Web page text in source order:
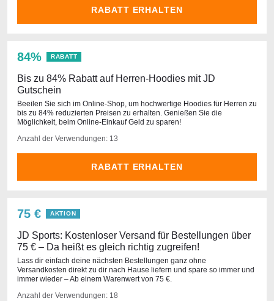
RABATT ERHALTEN
84% RABATT
Bis zu 84% Rabatt auf Herren-Hoodies mit JD
Gutschein
Beeilen Sie sich im Online-Shop, um hochwertige Hoodies für Herren zu
bis zu 84% reduzierten Preisen zu erhalten. Genießen Sie die
Möglichkeit, beim Online-Einkauf Geld zu sparen!
Anzahl der Verwendungen: 13
RABATT ERHALTEN
75 € AKTION
JD Sports: Kostenloser Versand für Bestellungen über
75 € – Da heißt es gleich richtig zugreifen!
Lass dir einfach deine nächsten Bestellungen ganz ohne
Versandkosten direkt zu dir nach Hause liefern und spare so immer und
immer wieder – Ab einem Warenwert von 75 €.
Anzahl der Verwendungen: 18